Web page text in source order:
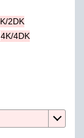
2DK
4K/4DK